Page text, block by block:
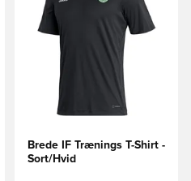
Brede IF Trænings T-Shirt -
Sort/Hvid